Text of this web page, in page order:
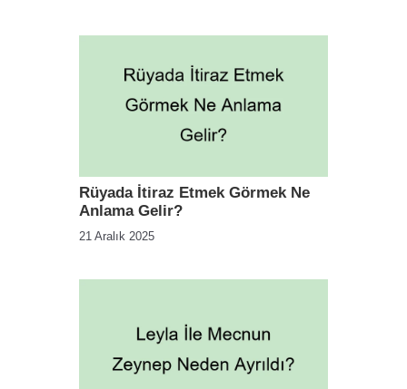
Rüyada İtiraz Etmek Görmek Ne
Anlama Gelir?
21 Aralık 2025